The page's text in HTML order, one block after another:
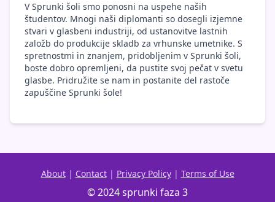
V Sprunki šoli smo ponosni na uspehe naših
študentov. Mnogi naši diplomanti so dosegli izjemne
stvari v glasbeni industriji, od ustanovitve lastnih
založb do produkcije skladb za vrhunske umetnike. S
spretnostmi in znanjem, pridobljenim v Sprunki šoli,
boste dobro opremljeni, da pustite svoj pečat v svetu
glasbe. Pridružite se nam in postanite del rastoče
zapuščine Sprunki šole!
About| Contact| Privacy Policy| Terms of Use
© 2024 sprunki faza 3